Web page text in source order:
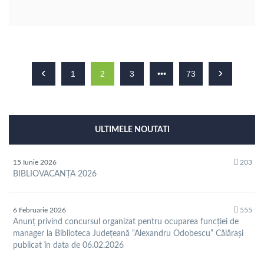
‹ 1 2 3 ••• 73 ›
ULTIMELE NOUTATI
15 Iunie 2026 203
BIBLIOVACANȚA 2026
6 Februarie 2026 555
Anunț privind concursul organizat pentru ocuparea funcției de
manager la Biblioteca Județeană “Alexandru Odobescu” Călărași
publicat în data de 06.02.2026